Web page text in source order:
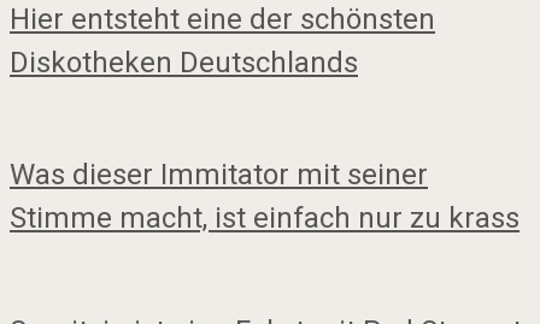
Hier entsteht eine der schönsten
Diskotheken Deutschlands
Was dieser Immitator mit seiner
Stimme macht, ist einfach nur zu krass